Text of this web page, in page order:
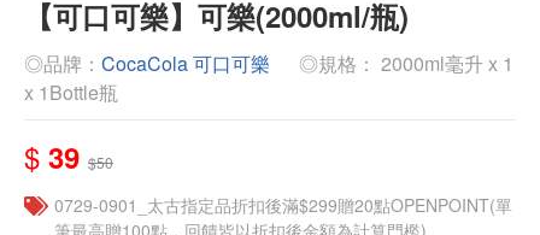
【可口可樂】可樂(2000ml/瓶)
◎品牌： CocaCola 可口可樂
◎規格： 2000ml毫升 x 1
x 1Bottle瓶
$ 39 $50
0729-0901_太古指定品折扣後滿$299贈20點OPENPOINT(單
筆最高贈100點，回饋皆以折扣後金額為計算門檻)